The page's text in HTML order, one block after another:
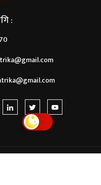
: